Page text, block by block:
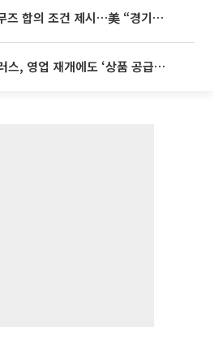
이란, 미국에 호르무즈 합의 조건 제시…美 “경기 아직 안 끝나” [종합]
‘회생 D-3주’ 홈플러스, 영업 재개에도 ‘상품 공급망’ 복구가 생존 관건